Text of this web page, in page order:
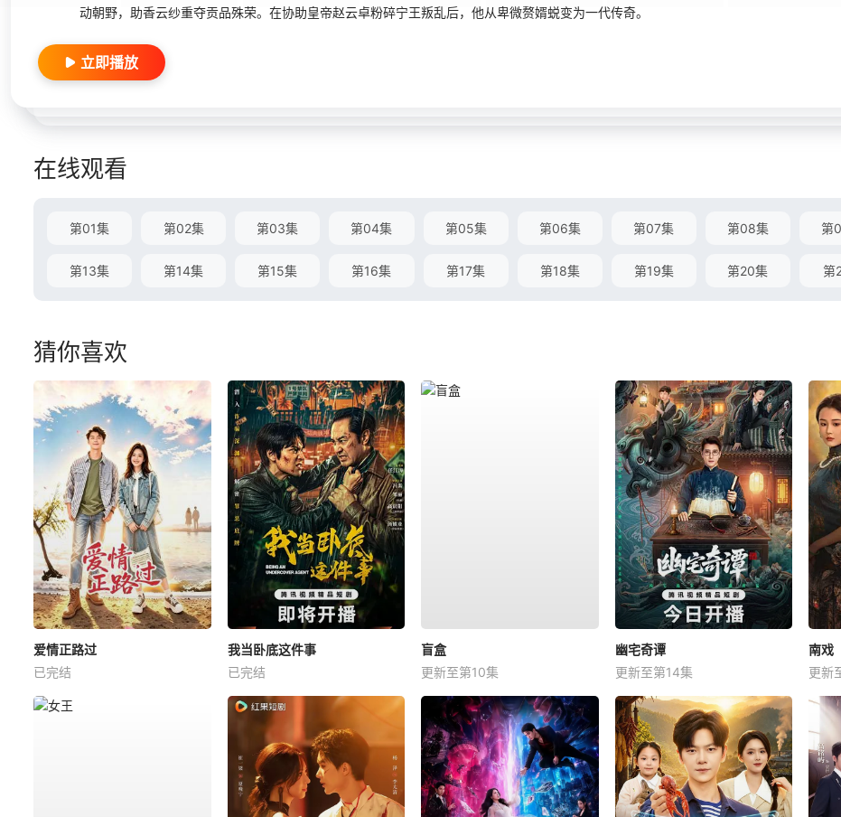
动朝野，助香云纱重夺贡品殊荣。在协助皇帝赵云卓粉碎宁王叛乱后，他从卑微赘婿蜕变为一代传奇。
立即播放
在线观看
第01集 第02集 第03集 第04集 第05集 第06集 第07集 第08集 第
第13集 第14集 第15集 第16集 第17集 第18集 第19集 第20集 第
猜你喜欢
爱情正路过
已完结
我当卧底这件事
已完结
盲盒
更新至第10集
幽宅奇谭
更新至第14集
南戏
更新